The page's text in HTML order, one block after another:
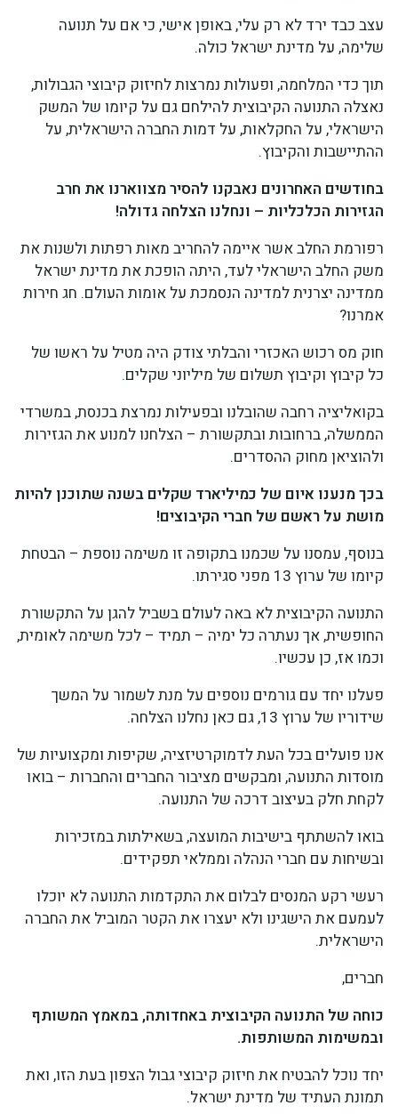
עצב כבד ירד לא רק עלי, באופן אישי, כי אם על תנועה
שלימה, על מדינת ישראל כולה.
תוך כדי המלחמה, ופעולות נמרצות לחיזוק קיבוצי הגבולות,
נאצלה התנועה הקיבוצית להילחם גם על קיומו של המשק
הישראלי, על החקלאות, על דמות החברה הישראלית, על
ההתיישבות והקיבוץ.
בחודשים האחרונים נאבקנו להסיר מצווארנו את חרב
הגזירות הכלכליות – ונחלנו הצלחה גדולה!
רפורמת החלב אשר איימה להחריב מאות רפתות ולשנות את
משק החלב הישראלי לעד, היתה הופכת את מדינת ישראל
ממדינה יצרנית למדינה הנסמכת על אומות העולם. חג חירות
אמרנו?
חוק מס רכוש האכזרי והבלתי צודק היה מטיל על ראשו של
כל קיבוץ וקיבוץ תשלום של מיליוני שקלים.
בקואליציה רחבה שהובלנו ובפעילות נמרצת בכנסת, במשרדי
הממשלה, ברחובות ובתקשורת – הצלחנו למנוע את הגזירות
ולהוציאן מחוק ההסדרים.
בכך מנענו איום של כמיליארד שקלים בשנה שתוכנן להיות
מושת על ראשם של חברי הקיבוצים!
בנוסף, עמסנו על שכמנו בתקופה זו משימה נוספת – הבטחת
קיומו של ערוץ 13 מפני סגירתו.
התנועה הקיבוצית לא באה לעולם בשביל להגן על התקשורת
החופשית, אך נעתרה כל ימיה – תמיד – לכל משימה לאומית,
וכמו אז, כן עכשיו.
פעלנו יחד עם גורמים נוספים על מנת לשמור על המשך
שידוריו של ערוץ 13, גם כאן נחלנו הצלחה.
אנו פועלים בכל העת לדמוקרטיזציה, שקיפות ומקצועיות של
מוסדות התנועה, ומבקשים מציבור החברים והחברות – בואו
לקחת חלק בעיצוב דרכה של התנועה.
בואו להשתתף בישיבות המועצה, בשאילתות במזכירות
ובשיחות עם חברי הנהלה וממלאי תפקידים.
רעשי רקע המנסים לבלום את התקדמות התנועה לא יוכלו
לעמעם את הישגינו ולא יעצרו את הקטר המוביל את החברה
הישראלית.
חברים,
כוחה של התנועה הקיבוצית באחדותה, במאמץ המשותף
ובמשימות המשותפות.
יחד נוכל להבטיח את חיזוק קיבוצי גבול הצפון בעת הזו, ואת
תמונת העתיד של מדינת ישראל.